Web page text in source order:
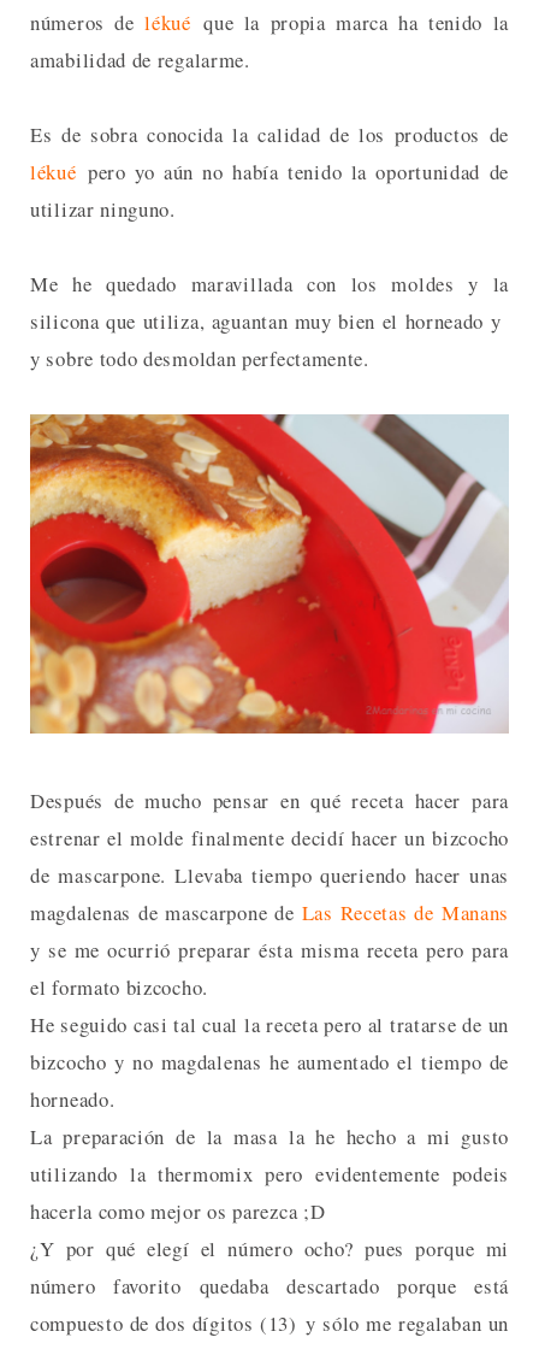
números delékué que la propia marca ha tenido la
amabilidad de regalarme.
Es de sobra conocida la calidad de los productos de
lékué pero yo aún no había tenido la oportunidad de
utilizar ninguno.
Me he quedado maravillada con los moldes y la
silicona que utiliza, aguantan muy bien el horneado y
y sobre todo desmoldan perfectamente.
Después de mucho pensar en qué receta hacer para
estrenar el molde finalmente decidí hacer un bizcocho
de mascarpone. Llevaba tiempo queriendo hacer unas
magdalenas de mascarpone de Las Recetas de Manans
y se me ocurrió preparar ésta misma receta pero para
el formato bizcocho.
He seguido casi tal cual la receta pero al tratarse de un
bizcocho y no magdalenas he aumentado el tiempo de
horneado.
La preparación de la masa la he hecho a mi gusto
utilizando la thermomix pero evidentemente podeis
hacerla como mejor os parezca ;D
¿Y por qué elegí el número ocho? pues porque mi
número favorito quedaba descartado porque está
compuesto de dos dígitos (13) y sólo me regalaban un